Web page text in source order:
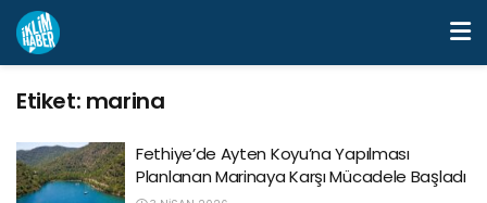
Etiket: marina
Fethiye’de Ayten Koyu’na Yapılması
Planlanan Marinaya Karşı Mücadele Başladı